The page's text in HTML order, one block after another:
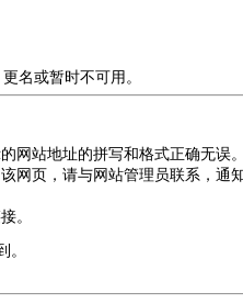
名或暂时不可用。
网站地址的拼写和格式正确无误
网页，请与网站管理员联系，通
。
。